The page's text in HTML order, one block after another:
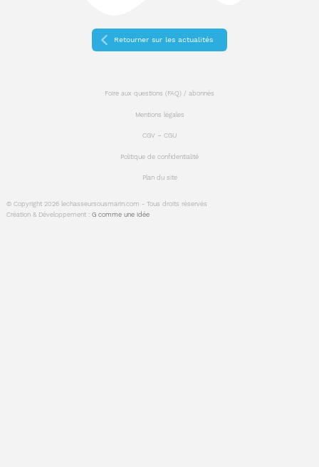
Retourner sur les actualités
© Copyright 2026 lechasseursousmarin.com - Tous droits réservés
Création & Développement :G comme une idée
Foire aux questions (FAQ) / abonnés
Mentions légales
CGV – CGU
Politique de confidentialité
Plan du site